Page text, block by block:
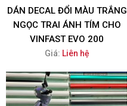
DÁN DECAL ĐỔI MÀU TRẮNG
NGỌC TRAI ÁNH TÍM CHO
VINFAST EVO 200
Giá: Liên hệ